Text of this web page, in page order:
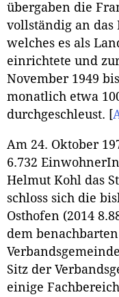
übergaben die
vollständig an das
welches es als
einrichtete und
November 1949
monatlich etwa
durchgeschleust. [
Am 24. Oktober
6.732
Helmut Kohl das
schloss sich die
Osthofen (2014
dem
Sitz der
einige